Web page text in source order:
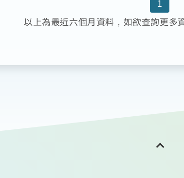
1
以上為最近六個月資料，如欲查詢更多